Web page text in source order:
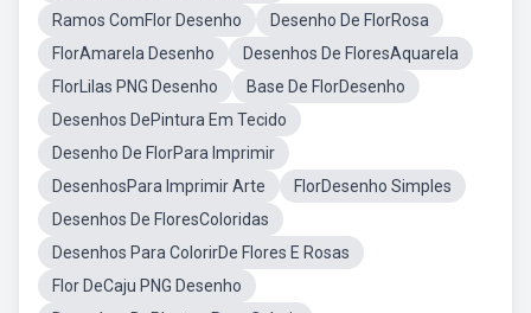
Ramos ComFlor Desenho
Desenho De FlorRosa
FlorAmarela Desenho
Desenhos De FloresAquarela
FlorLilas PNG Desenho
Base De FlorDesenho
Desenhos DePintura Em Tecido
Desenho De FlorPara Imprimir
DesenhosPara Imprimir Arte
FlorDesenho Simples
Desenhos De FloresColoridas
Desenhos Para ColorirDe Flores E Rosas
Flor DeCaju PNG Desenho